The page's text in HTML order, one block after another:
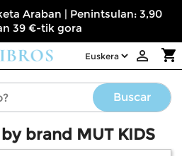
Araban | Penintsulan: 3,90
39 €-tik gora
shopping_cart

Buscar
brand MUT KIDS